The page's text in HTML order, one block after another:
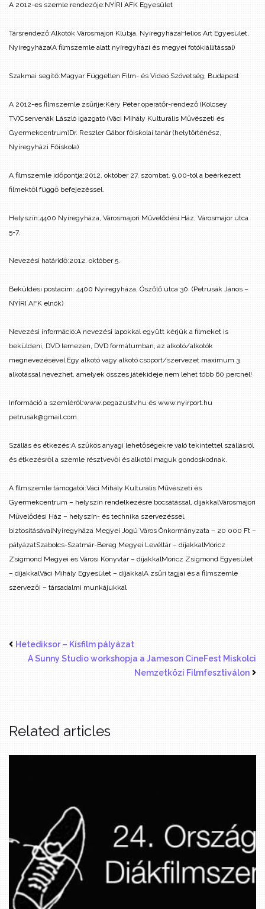
A 2012-es szemle rendezője:NYÍRI AFK Egyesület
Társrendező:Alkotók Városmajori Klubja, NyíregyházaHelios Art Egyesület,
Nyíregyháza(A filmszemle alatt nyíregyházi és megyei fotókiállítással)
Szakmai segítő:Magyar Független Film- és Videó Szövetség, Budapest
A 2012-es filmszemle zsűrije:Kéry Péter operatőr-rendező (Kölcsey
TV)Cservenák László igazgató (Váci Mihály Kulturális Művészeti és
Gyermekcentrum)Dr. Reszler Gábor főiskolai tanár (helytörténész,
Nyíregyházi Főiskola)
A filmszemle időpontja:2012. október 27. szombat. 9.00-tól a beérkezett
filmektől függő befejezéssel.
Helyszín:4400 Nyíregyháza, Városmajori Művelődési Ház, Városmajor utca
5-7.
Nevezési határidő:2012. október 5.
Beküldési postacím: 4400 Nyíregyháza, Ószőlő utca 30. (Petrusák János –
NYÍRI AFK elnök)
Nevezési információ:A nevezési lapokkal együtt kérjük a filmeket is
beküldeni, DVD lemezen, DVD formátumban, az alkotó/alkotók
megnevezésével.Egy alkotó vagy alkotó csoport/szervezet maximum 3
alkotással nevezhet, amelyek összes játékideje nem lehet több 60 percnél!
Információ a szemléről:www.pegazustv.hu és www.nyirport.hu
petrusak@gmail.com
Szállás és étkezés:A szűkös anyagi lehetőségekre való tekintettel szállásról
és étkezésről a szemle résztvevői és alkotói maguk gondoskodnak.
A filmszemle támogatói:Váci Mihály Kulturális Művészeti és
Gyermekcentrum – helyszín rendelkezésre bocsátással, díjakkalVárosmajori
Művelődési Ház – helyszín- és technika szervezéssel,
biztosításávalNyíregyháza Megyei Jogú Város Önkormányzata – 20 000 Ft –
pályázatSzabolcs-Szatmár-Bereg Megyei Levéltár – díjakkalMóricz
Zsigmond Megyei és Városi Könyvtár – díjakkalMóricz Zsigmond Egyesület
– díjakkalVáci Mihály Egyesület – díjakkalA zsűri tagjai és a filmszemle
szervezői – társadalmi munkájukkal
Hetediksor – Kisfilm pályázat
A Sunny Studio workshopja a Jameson CineFest Miskolci
Nemzetközi Filmfesztiválon
Related articles